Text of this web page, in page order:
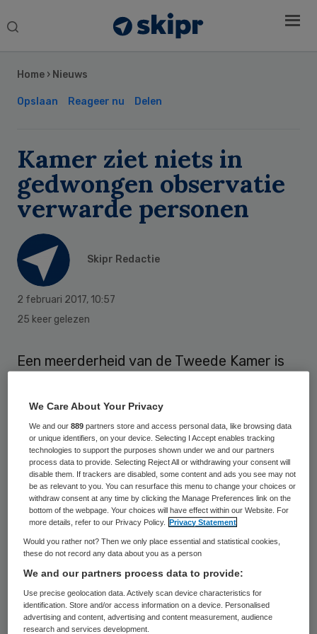
Search
Home › Nieuws
Opslaan Reageer nu Delen
Kamer ziet niets in
gedwongen observatie
verwarde personen
Skipr Redactie
2 februari 2017, 10:57
25 keer gelezen
Een meerderheid van de Tweede Kamer is
(VWS) om verwarde personen drie dagen
gedwongen op te laten nemen voor
observatie. De PvdA vindt dat eerst de
opvang en begeleiding van deze mensen
moet verbeteren. Dit meldt de NOS.
Schippers wil dat verwarde personen drie
dagen gedwongen kunnen worden
opgenomen voor observatie. De Tweede
Kamer debatteert hier vandaag over, in het
kader van de wet op de geestelijke
gezondheidszorg. De Pvda zal een
Sidebar
We Care About Your Privacy
We and our889 partners store and access personal data, like browsing data
or unique identifiers, on your device. Selecting I Accept enables tracking
technologies to support the purposes shown under we and our partners
process data to provide. Selecting Reject All or withdrawing your consent will
disable them. If trackers are disabled, some content and ads you see may not
be as relevant to you. You can resurface this menu to change your choices or
withdraw consent at any time by clicking the Manage Preferences link on the
bottom of the webpage. Your choices will have effect within our Website. For
more details, refer to our Privacy Policy.
Privacy Statement
Would you rather not? Then we only place essential and statistical cookies,
these do not record any data about you as a person
We and our partners process data to provide:
Use precise geolocation data. Actively scan device characteristics for
identification. Store and/or access information on a device. Personalised
advertising and content, advertising and content measurement, audience
research and services development.